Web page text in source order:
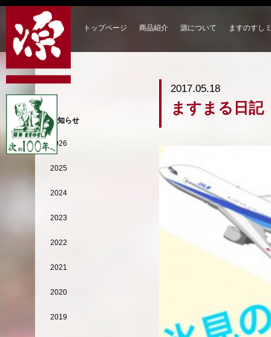
トップページ 商品紹介 源について ますのすし
2017.05.18
ますまる日記
お知らせ
2026
2025
2024
2023
2022
2021
2020
2019